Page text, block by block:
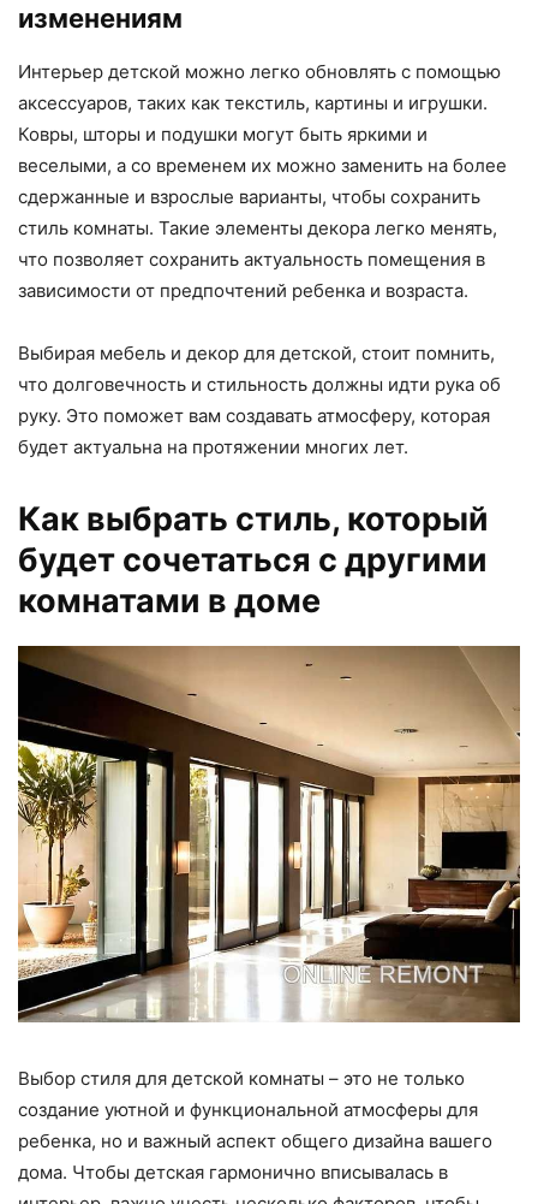
изменениям
Интерьер детской можно легко обновлять с помощью
аксессуаров, таких как текстиль, картины и игрушки.
Ковры, шторы и подушки могут быть яркими и
веселыми, а со временем их можно заменить на более
сдержанные и взрослые варианты, чтобы сохранить
стиль комнаты. Такие элементы декора легко менять,
что позволяет сохранить актуальность помещения в
зависимости от предпочтений ребенка и возраста.
Выбирая мебель и декор для детской, стоит помнить,
что долговечность и стильность должны идти рука об
руку. Это поможет вам создавать атмосферу, которая
будет актуальна на протяжении многих лет.
Как выбрать стиль, который
будет сочетаться с другими
комнатами в доме
Выбор стиля для детской комнаты – это не только
создание уютной и функциональной атмосферы для
ребенка, но и важный аспект общего дизайна вашего
дома. Чтобы детская гармонично вписывалась в